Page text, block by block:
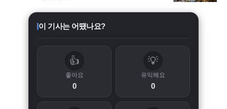
이 기사는 어땠나요?
👍
좋아요
0
💡
유익해요
0